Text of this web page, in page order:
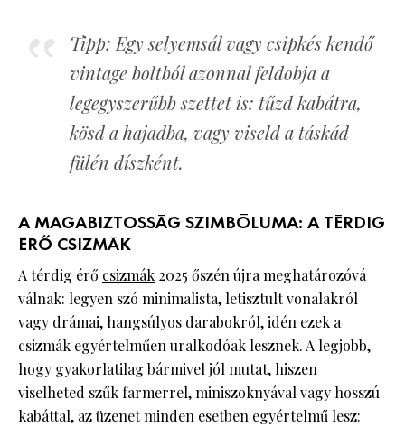
Tipp: Egy selyemsál vagy csipkés kendő
vintage boltból azonnal feldobja a
legegyszerűbb szettet is: tűzd kabátra,
kösd a hajadba, vagy viseld a táskád
fülén díszként.
A MAGABIZTOSSÁG SZIMBÓLUMA: A TÉRDIG
ÉRŐ CSIZMÁK
A térdig érő csizmák 2025 őszén újra meghatározóvá
válnak: legyen szó minimalista, letisztult vonalakról
vagy drámai, hangsúlyos darabokról, idén ezek a
csizmák egyértelműen uralkodóak lesznek. A legjobb,
hogy gyakorlatilag bármivel jól mutat, hiszen
viselheted szűk farmerrel, miniszoknyával vagy hosszú
kabáttal, az üzenet minden esetben egyértelmű lesz: